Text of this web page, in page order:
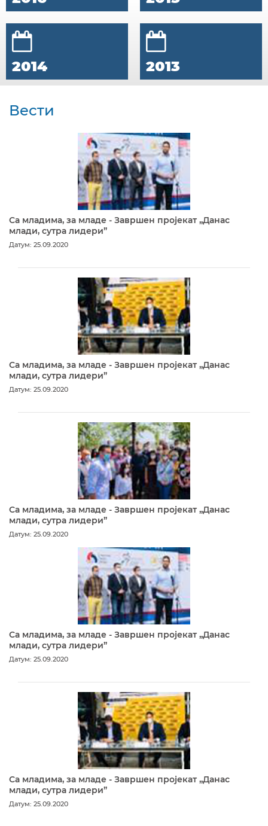
2014 2013
Вести
Са младима, за младе - Завршен пројекат „Данас
млади, сутра лидери”
Датум: 25.09.2020
Са младима, за младе - Завршен пројекат „Данас
млади, сутра лидери”
Датум: 25.09.2020
Са младима, за младе - Завршен пројекат „Данас
млади, сутра лидери”
Датум: 25.09.2020
Са младима, за младе - Завршен пројекат „Данас
млади, сутра лидери”
Датум: 25.09.2020
Са младима, за младе - Завршен пројекат „Данас
млади, сутра лидери”
Датум: 25.09.2020